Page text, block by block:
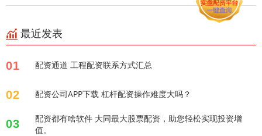
最近发表
01 配资通道 工程配资联系方式汇总
02 配资公司APP下载 杠杆配资操作难度大吗？
03
配资都有啥软件 大同最大股票配资，助您轻松实现投资增
值。